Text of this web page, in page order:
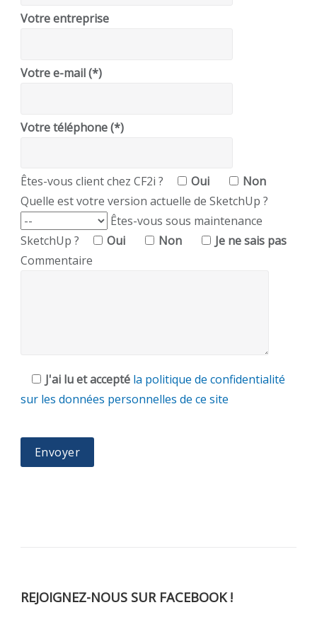
Votre entreprise
Votre e-mail (*)
Votre téléphone (*)
Êtes-vous client chez CF2i ? Oui
Non
Quelle est votre version actuelle de SketchUp ?
Êtes-vous sous maintenance
SketchUp ?
Oui Non
Je ne sais pas
Commentaire
J'ai lu et accepté la politique de confidentialité
sur les données personnelles de ce site
REJOIGNEZ-NOUS SUR FACEBOOK !